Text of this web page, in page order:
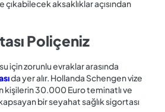
çıkabilecek aksaklıklar açısından
Poliçeniz
için zorunlu evraklar arasında
da yer alır. Hollanda Schengen vize
kişilerin 30.000 Euro teminatlı ve
bir seyahat sağlık sigortası